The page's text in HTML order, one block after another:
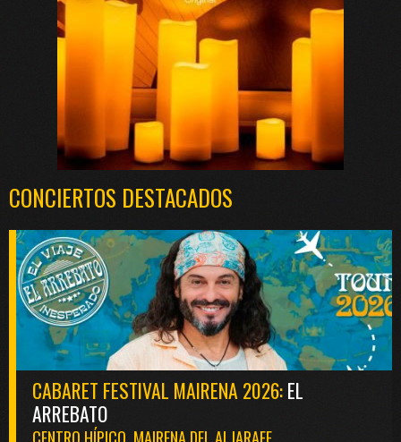
CONCIERTOS DESTACADOS
CABARET FESTIVAL MAIRENA 2026:EL
ARREBATO